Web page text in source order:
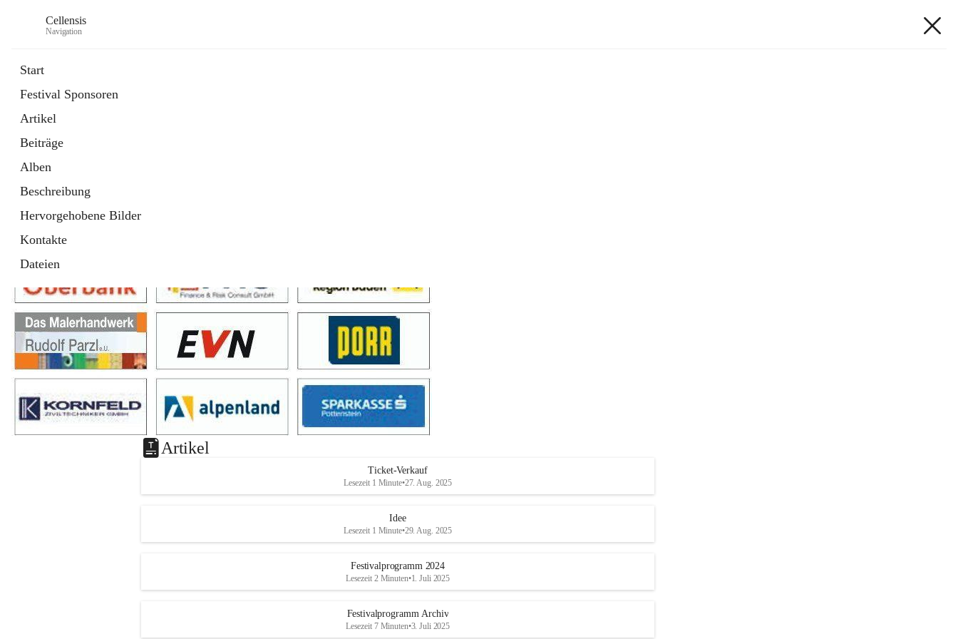
Cellensis
Navigation
Start
Festival Sponsoren
Artikel
Beiträge
Alben
Beschreibung
Hervorgehobene Bilder
Kontakte
Dateien
Festival Sponsoren
Artikel
Ticket-Verkauf
Lesezeit 1 Minute•27. Aug. 2025
Idee
Lesezeit 1 Minute•29. Aug. 2025
Festivalprogramm 2024
Lesezeit 2 Minuten•1. Juli 2025
Festivalprogramm Archiv
Lesezeit 7 Minuten•3. Juli 2025